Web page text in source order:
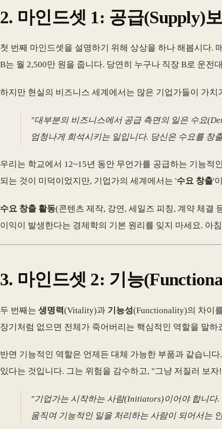
2. 마인드셋 1: 공급(Supply)
첫 번째 마인드셋을 설명하기 위해 상상을 하나 해봅시다.
B는 월 2,500만 원을 줍니다. 당연히 누구나 직장 B로 운전
하지만 현실의 비즈니스 세계에서는 많은 기업가들이 가치
"대부분의 비즈니스에서 공급 측면의 일은 수요
엄청나게 희석시키는 일입니다. 당신은 수요를 창
우리는 학교에서 12~15년 동안 무언가를 공급하는 기능적
되는 것이 미덕이었지만, 기업가의 세계에서는 '수요 창출'
수요 창출 활동(콘텐츠 제작, 강연, 세일즈 피칭, 계약 체결
이익이 발생한다는 경제학의 기본 원리를 잊지 마세요. 아
3. 마인드셋 2: 기능
두 번째는 생명력(Vitality)과 기능성(Functionality)의 차이
장기처럼 없으면 전체가 죽어버리는 핵심적인 역할을 말하
반면 기능적인 역할은 언제든 대체 가능한 부품과 같습니
있다는 것입니다. 그는 위험을 감수하고, "그냥 저질러 보
"기업가는 시작하는 사람(Initiators)이어야 합니다
움직여 기능적인 일을 처리하는 사람이 되어서는